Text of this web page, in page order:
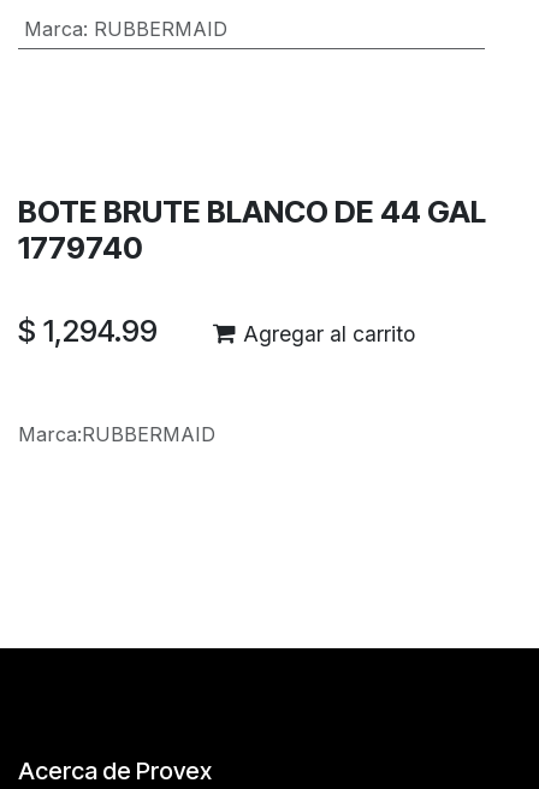
Marca: RUBBERMAID
BOTE BRUTE BLANCO DE 44 GAL
1779740
$ 1,294.99 Agregar al carrito
Marca:RUBBERMAID
Acerca de Provex